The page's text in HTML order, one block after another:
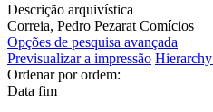
Descrição arquivística
Correia, Pedro Pezarat Comícios
Opções de pesquisa avançada
Previsualizar a impressão Hierarchy
Ordenar por ordem:
Data fim